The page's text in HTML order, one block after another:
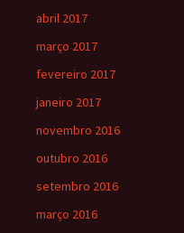
abril 2017
março 2017
fevereiro 2017
janeiro 2017
novembro 2016
outubro 2016
setembro 2016
março 2016